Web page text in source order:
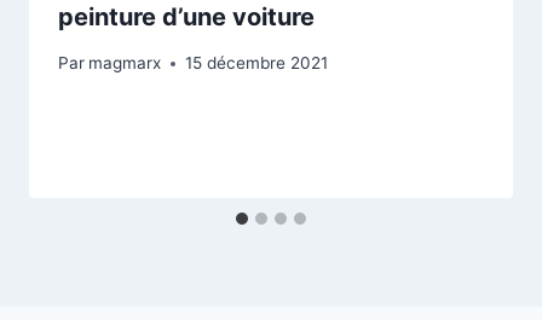
peinture d’une voiture
Par magmarx 15 décembre 2021